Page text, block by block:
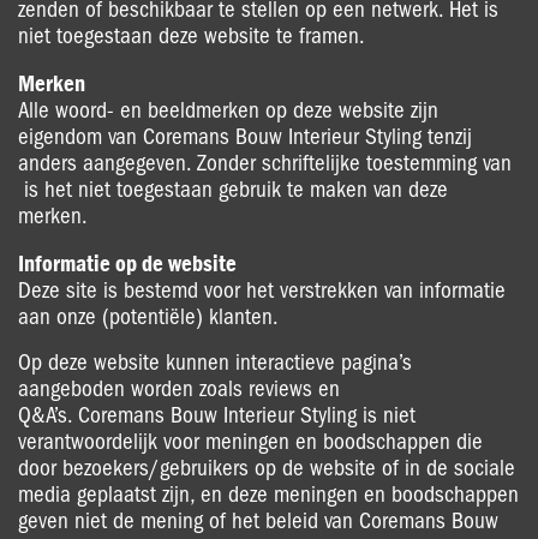
zenden of beschikbaar te stellen op een netwerk. Het is
niet toegestaan deze website te framen.
Merken
Alle woord- en beeldmerken op deze website zijn
eigendom van Coremans Bouw Interieur Styling tenzij
anders aangegeven. Zonder schriftelijke toestemming van
is het niet toegestaan gebruik te maken van deze
merken.
Informatie op de website
Deze site is bestemd voor het verstrekken van informatie
aan onze (potentiële) klanten.
Op deze website kunnen interactieve pagina’s
aangeboden worden zoals reviews en
Q&A’s. Coremans Bouw Interieur Styling is niet
verantwoordelijk voor meningen en boodschappen die
door bezoekers/gebruikers op de website of in de sociale
media geplaatst zijn, en deze meningen en boodschappen
geven niet de mening of het beleid van Coremans Bouw